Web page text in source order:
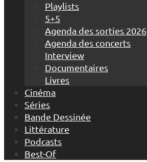
Playlists
5+5
Agenda des sorties 2026
Agenda des concerts
Interview
Documentaires
Livres
Cinéma
Séries
Bande Dessinée
Littérature
Podcasts
Best-Of